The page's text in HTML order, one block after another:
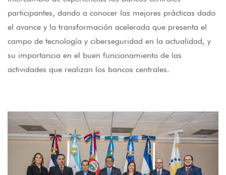
participantes, dando a conocer las mejores prácticas dado
el avance y la transformación acelerada que presenta el
campo de tecnología y ciberseguridad en la actualidad, y
su importancia en el buen funcionamiento de las
actividades que realizan los bancos centrales.